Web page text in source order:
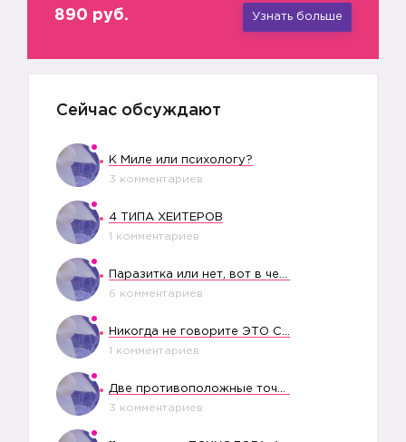
890 руб. Узнать больше
Сейчас обсуждают
К Миле или психологу?
3 комментариев
4 ТИПА ХЕЙТЕРОВ
1 комментариев
6 комментариев
1 комментариев
3 комментариев